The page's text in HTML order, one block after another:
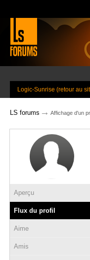
Logic-Sunrise (retour au
LS forums → Affichage d'un
Aperçu
Flux du profil
Aime
Amis